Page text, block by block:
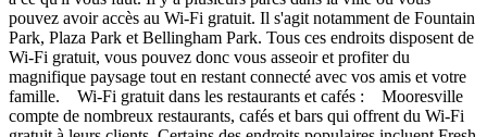
pouvez avoir accès au Wi-Fi gratuit. Il s'agit notamment de Fountain
Park, Plaza Park et Bellingham Park. Tous ces endroits disposent de
Wi-Fi gratuit, vous pouvez donc vous asseoir et profiter du
magnifique paysage tout en restant connecté avec vos amis et votre
famille. Wi-Fi gratuit dans les restaurants et cafés : Mooresville
compte de nombreux restaurants, cafés et bars qui offrent du Wi-Fi